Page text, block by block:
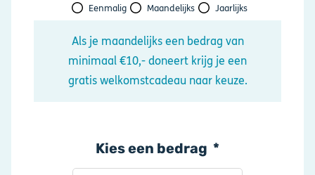
Eenmalig
Maandelijks Jaarlijks
Als je maandelijks een bedrag van
minimaal €10,- doneert krijg je een
gratis welkomstcadeau naar keuze.
Kies een bedrag